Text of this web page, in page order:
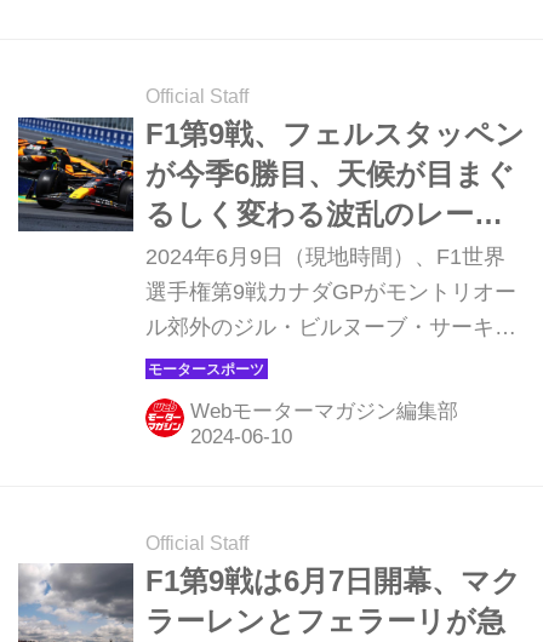
ーバーテイクは可能であるものの滑り
やすく、しばしば派手なアクシデント
が発生する。
Official Staff
F1第9戦、フェルスタッペン
が今季6勝目、天候が目まぐ
るしく変わる波乱のレース
を制す【カナダGP】
2024年6月9日（現地時間）、F1世界
選手権第9戦カナダGPがモントリオー
ル郊外のジル・ビルヌーブ・サーキッ
トで開催され、レッドブルのマック
ス・フェルスタッペンが優勝、2位は
マクラーレンのランド・ノリス、3位
っていた角田裕毅（RB）は、痛恨のコ
ースアウトを喫して14位に終わった。
Webモーターマガジン編集部
Official Staff
F1第9戦は6月7日開幕、マク
ラーレンとフェラーリが急